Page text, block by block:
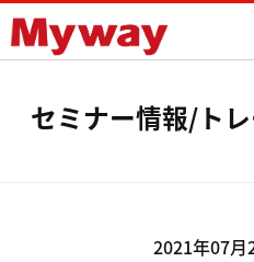
セミナー情報/ト
2021年07月